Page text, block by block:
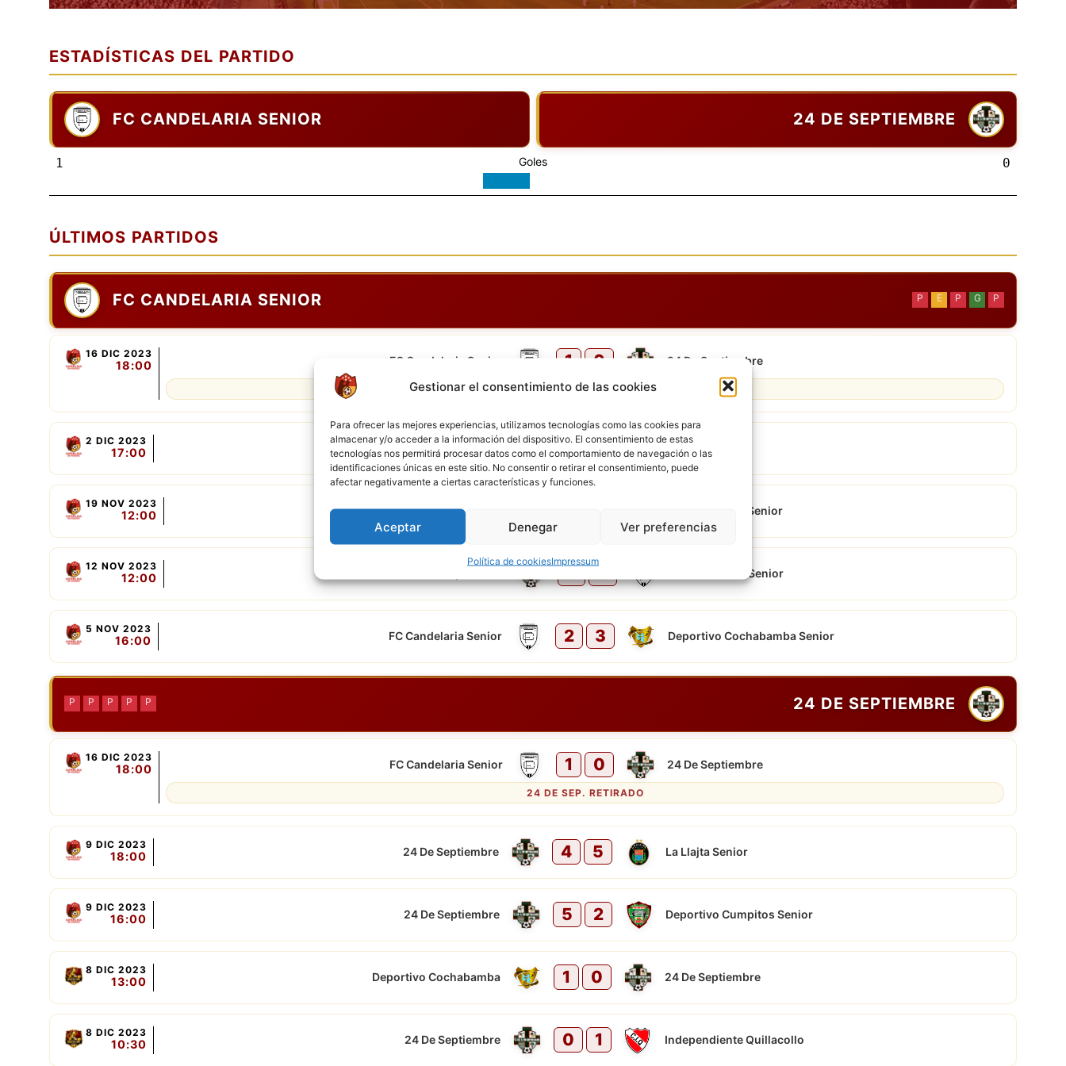
Gestionar el consentimiento de las cookies
Para ofrecer las mejores experiencias, utilizamos tecnologías como las cookies para
almacenar y/o acceder a la información del dispositivo. El consentimiento de estas
tecnologías nos permitirá procesar datos como el comportamiento de navegación o las
identificaciones únicas en este sitio. No consentir o retirar el consentimiento, puede
afectar negativamente a ciertas características y funciones.
Aceptar Denegar Ver preferencias
Política de cookiesImpressum
ESTADÍSTICAS DEL PARTIDO
FC CANDELARIA SENIOR 24 DE SEPTIEMBRE
1 Goles 0
ÚLTIMOS PARTIDOS
FC CANDELARIA SENIOR P E P G P
16 DIC 2023
18:00 FC Candelaria Senior 1 0 24 De Septiembre
24 DE SEP. RETIRADO
2 DIC 2023
17:00 FC Candelaria Senior 0 3 La Llajta Senior
19 NOV 2023
12:00 Wilsterman Senior FC Candelaria Senior
12 NOV 2023
12:00 2 5 FC Candelaria Senior
5 NOV 2023
16:00 FC Candelaria Senior 2 3 Deportivo Cochabamba Senior
24 DE SEPTIEMBRE
P P P P P
16 DIC 2023
18:00 FC Candelaria Senior 1 0 24 De Septiembre
24 DE SEP. RETIRADO
9 DIC 2023
18:00 24 De Septiembre 4 5 La Llajta Senior
9 DIC 2023
16:00 24 De Septiembre 5 2 Deportivo Cumpitos Senior
8 DIC 2023
13:00 Deportivo Cochabamba 1 0 24 De Septiembre
8 DIC 2023
10:30 24 De Septiembre 0 1 Independiente Quillacollo